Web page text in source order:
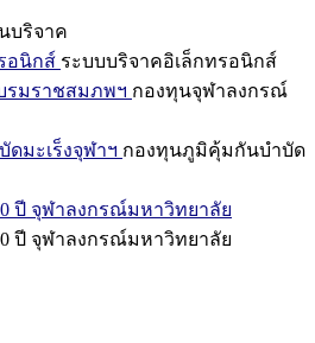
บริจาค
อนิกส์ ระบบบริจาคอิเล็กทรอนิกส์
รมราชสมภพฯ กองทุนจุฬาลงกรณ์
มะเร็งจุฬาฯ กองทุนภูมิคุ้มกันบำบัด
ปี จุฬาลงกรณ์มหาวิทยาลัย
ปี จุฬาลงกรณ์มหาวิทยาลัย